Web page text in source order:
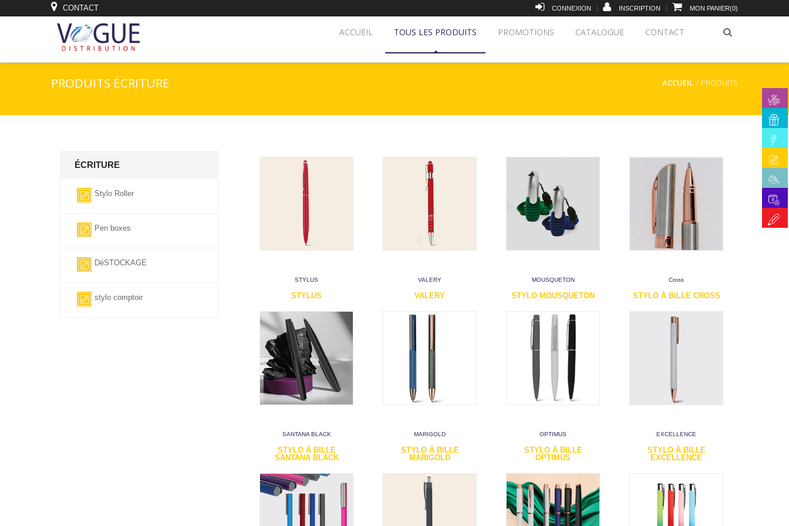
CONTACT CONNEXION | INSCRIPTION | MON PANIER(0)
ACCUEIL TOUS LES PRODUITS PROMOTIONS CATALOGUE CONTACT
PRODUITS ÉCRITURE ACCUEIL PRODUITS
ÉCRITURE
Stylo Roller
Pen boxes
DéSTOCKAGE
stylo comptoir
STYLUS
STYLUS
VALERY
VALERY
MOUSQUETON
STYLO MOUSQUETON
Cross
STYLO À BILLE CROSS
SANTANA BLACK
STYLO À BILLE
SANTANA BLACK
MARIGOLD
STYLO À BILLE
MARIGOLD
OPTIMUS
STYLO À BILLE
OPTIMUS
EXCELLENCE
STYLO À BILLE
EXCELLENCE